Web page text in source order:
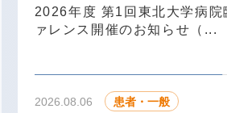
2026年度 第1回東北大学病院
ァレンス開催のお知らせ（...
2026.08.06 患者・一般